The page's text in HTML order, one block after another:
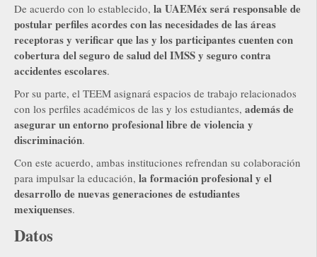
De acuerdo con lo establecido, la UAEMéx será responsable de
postular perfiles acordes con las necesidades de las áreas
receptoras y verificar que las y los participantes cuenten con
cobertura del seguro de salud del IMSS y seguro contra
accidentes escolares.
Por su parte, el TEEM asignará espacios de trabajo relacionados
con los perfiles académicos de las y los estudiantes, además de
asegurar un entorno profesional libre de violencia y
discriminación.
Con este acuerdo, ambas instituciones refrendan su colaboración
para impulsar la educación, la formación profesional y el
desarrollo de nuevas generaciones de estudiantes
mexiquenses.
Datos